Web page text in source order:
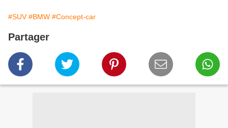
#SUV #BMW #Concept-car
Partager